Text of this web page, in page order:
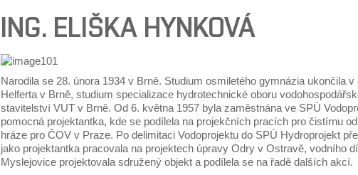
ING. ELIŠKA HYNKOVÁ
Narodila se 28. února 1934 v Brně. Studium osmiletého gymnázia ukončila
Helferta v Brně, studium specializace hydrotechnické oboru
stavitelství VUT v Brně. Od 6. května 1957 byla zaměstnána ve SPÚ
pomocná projektantka, kde se podílela na projekčních pracích pro čistírnu
hráze pro ČOV v Praze. Po delimitaci Vodoprojektu do SPÚ Hydroprojekt
jako projektantka pracovala na projektech úpravy Odry v Ostravě, vodního
Myslejovice projektovala sdružený objekt a podílela se na řadě dalších akcí.